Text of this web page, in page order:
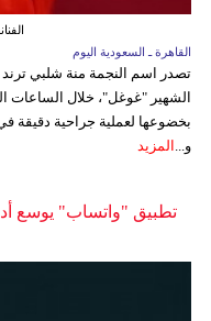
القاهرة ـ السعودية اليوم
تصدر اسم النجمة منة شلبي
الشهير "غوغل"، خلال الساعات
بخضوعها لعملية جراحية دقيقة
و...
المزيد
تطبيق "واتساب" يوسع